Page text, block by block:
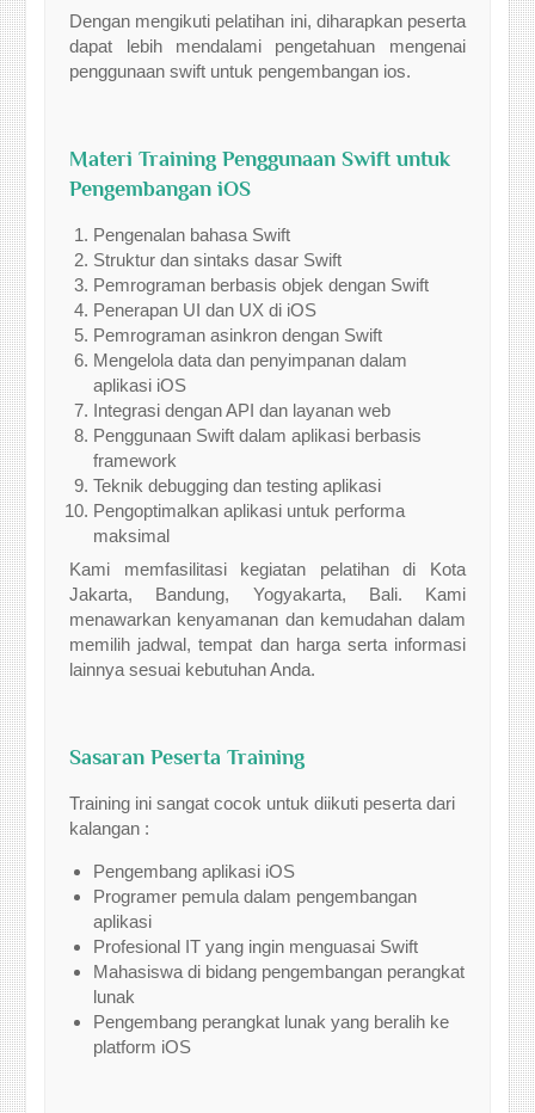
Dengan mengikuti pelatihan ini, diharapkan peserta
dapat lebih mendalami pengetahuan mengenai
penggunaan swift untuk pengembangan ios.
Materi Training Penggunaan Swift untuk
Pengembangan iOS
Pengenalan bahasa Swift
Struktur dan sintaks dasar Swift
Pemrograman berbasis objek dengan Swift
Penerapan UI dan UX di iOS
Pemrograman asinkron dengan Swift
Mengelola data dan penyimpanan dalam
aplikasi iOS
Integrasi dengan API dan layanan web
Penggunaan Swift dalam aplikasi berbasis
framework
Teknik debugging dan testing aplikasi
Pengoptimalkan aplikasi untuk performa
maksimal
Kami memfasilitasi kegiatan pelatihan di Kota
Jakarta, Bandung, Yogyakarta, Bali. Kami
menawarkan kenyamanan dan kemudahan dalam
memilih jadwal, tempat dan harga serta informasi
lainnya sesuai kebutuhan Anda.
Sasaran Peserta Training
Training ini sangat cocok untuk diikuti peserta dari
kalangan :
Pengembang aplikasi iOS
Programer pemula dalam pengembangan
aplikasi
Profesional IT yang ingin menguasai Swift
Mahasiswa di bidang pengembangan perangkat
lunak
Pengembang perangkat lunak yang beralih ke
platform iOS